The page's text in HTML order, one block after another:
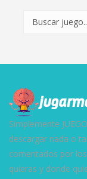
Simplemente
descargar nada o
comentados por
quieras y donde